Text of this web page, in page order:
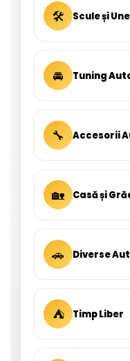
🛠 Scule și
🚘 Tuning
🔧 Accesorii
🏡 Casă și
🚗 Diverse
⛺ Timp Liber